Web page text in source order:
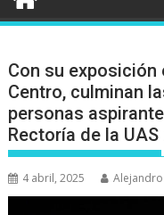
Con su exposición
Centro, culminan
personas
Rectoría de la
4 abril, 2025